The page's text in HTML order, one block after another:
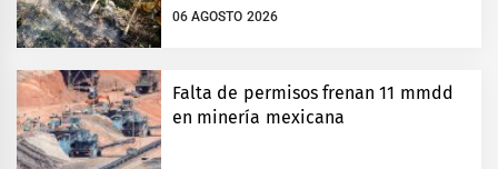
06 AGOSTO 2026
Falta de permisos frenan 11 mmdd
en minería mexicana